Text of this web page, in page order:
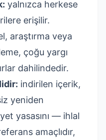
yalnızca herkese
erişilir.
araştırma veya
çoğu yargı
dahilindedir.
indirilen içerik,
yeniden
yasasını — ihlal
amaçlıdır,